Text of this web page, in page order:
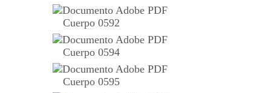
Cuerpo 0592
Cuerpo 0594
Cuerpo 0595